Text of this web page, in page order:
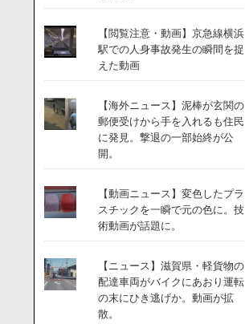
【閲覧注意・動画】京急線横浜
駅での人身事故発生の瞬間を捉
えた動画
【海外ニュース】泥棒が玄関の
郵便受けから手を入れるも住民
に発見。撃退の一部始終が公
開。
【動画ニュース】変色したプラ
スチックを一瞬で元の色に。技
術動画が話題に。
【ニュース】滋賀県・軽貨物の
配達車両がバイクにあおり運転
の末にひき逃げか。動画が拡
散。